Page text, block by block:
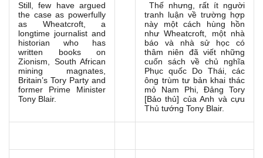
Still, few have argued
the case as powerfully
as Wheatcroft, a
longtime journalist and
historian who has
written books on
Zionism, South African
mining magnates,
Britain’s Tory Party and
former Prime Minister
Tony Blair.
Thế nhưng, rất ít người
tranh luận về trường hợp
này một cách hùng hồn
như Wheatcroft, một nhà
báo và nhà sử học có
thâm niên đã viết những
cuốn sách về chủ nghĩa
Phục quốc Do Thái, các
ông trùm tư bản khai thác
mỏ Nam Phi, Đảng Tory
[Bảo thủ] của Anh và cựu
Thủ tướng Tony Blair.